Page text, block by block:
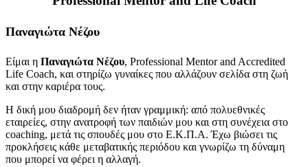
Παναγιώτα Νέζου
Είμαι η Παναγιώτα Νέζου, Professional Mentor and Accredited
Life Coach, και στηρίζω γυναίκες που αλλάζουν σελίδα στη ζωή
και στην καριέρα τους.
Η δική μου διαδρομή δεν ήταν γραμμική: από πολυεθνικές
εταιρείες, στην ανατροφή των παιδιών μου και στη συνέχεια στο
coaching, μετά τις σπουδές μου στο Ε.Κ.Π.Α. Έχω βιώσει τις
προκλήσεις κάθε μεταβατικής περιόδου και γνωρίζω τη δύναμη
που μπορεί να φέρει η αλλαγή.